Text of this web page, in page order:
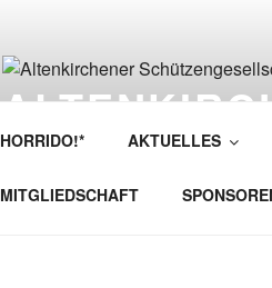
HORRIDO!* AKTUELLES
MITGLIEDSCHAFT